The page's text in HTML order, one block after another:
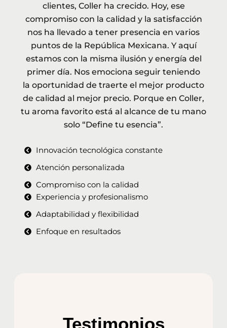
clientes, Coller ha crecido. Hoy, ese
compromiso con la calidad y la satisfacción
nos ha llevado a tener presencia en varios
puntos de la República Mexicana. Y aquí
estamos con la misma ilusión y energía del
primer día. Nos emociona seguir teniendo
la oportunidad de traerte el mejor producto
de calidad al mejor precio. Porque en Coller,
tu aroma favorito está al alcance de tu mano
solo “Define tu esencia”.
Innovación tecnológica constante
Atención personalizada
Compromiso con la calidad
Experiencia y profesionalismo
Adaptabilidad y flexibilidad
Enfoque en resultados
Testimonios